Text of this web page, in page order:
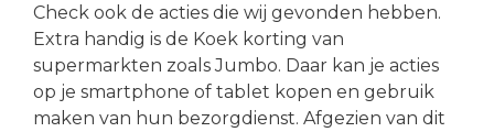
Check ook de acties die wij gevonden hebben.
Extra handig is de Koek korting van
supermarkten zoals Jumbo. Daar kan je acties
op je smartphone of tablet kopen en gebruik
maken van hun bezorgdienst. Afgezien van dit